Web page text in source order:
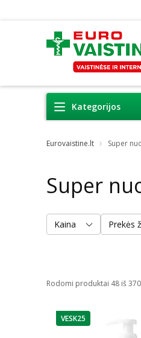
Kategorijos
Eurovaistine.lt Super
Super
Kaina Prekės
Rodomi produktai 48 iš 370
patarimas
VESK25